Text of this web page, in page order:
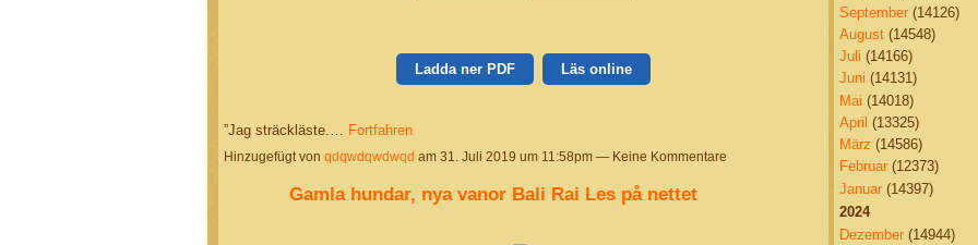
Ladda ner PDF Läs online
”Jag sträckläste.… Fortfahren
Hinzugefügt von qdqwdqwdwqd am 31. Juli 2019 um 11:58pm — Keine Kommentare
Gamla hundar, nya vanor Bali Rai Les på nettet
September(14126)
August(14548)
Juli (14166)
Juni (14131)
Mai (14018)
April (13325)
März (14586)
Februar(12373)
Januar(14397)
2024
Dezember(14944)